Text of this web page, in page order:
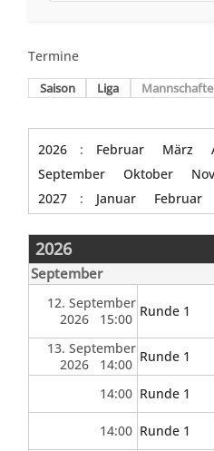
Termine
Saison Liga
2026 : Februar März
September
Oktober
2027
: Januar Februar
2026
September
12. September
2026 15:00 Runde 1
13. September
2026 14:00 Runde 1
14:00 Runde 1
14:00 Runde 1